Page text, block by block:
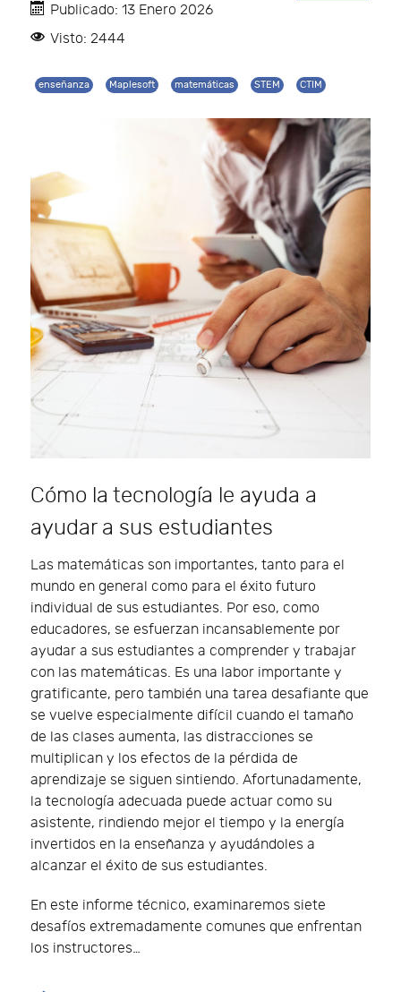
Publicado: 13 Enero 2026
Visto: 2444
enseñanza Maplesoft matemáticas STEM CTIM
Cómo la tecnología le ayuda a
ayudar a sus estudiantes
Las matemáticas son importantes, tanto para el
mundo en general como para el éxito futuro
individual de sus estudiantes. Por eso, como
educadores, se esfuerzan incansablemente por
ayudar a sus estudiantes a comprender y trabajar
con las matemáticas. Es una labor importante y
gratificante, pero también una tarea desafiante que
se vuelve especialmente difícil cuando el tamaño
de las clases aumenta, las distracciones se
multiplican y los efectos de la pérdida de
aprendizaje se siguen sintiendo. Afortunadamente,
la tecnología adecuada puede actuar como su
asistente, rindiendo mejor el tiempo y la energía
invertidos en la enseñanza y ayudándoles a
alcanzar el éxito de sus estudiantes.
En este informe técnico, examinaremos siete
desafíos extremadamente comunes que enfrentan
los instructores…